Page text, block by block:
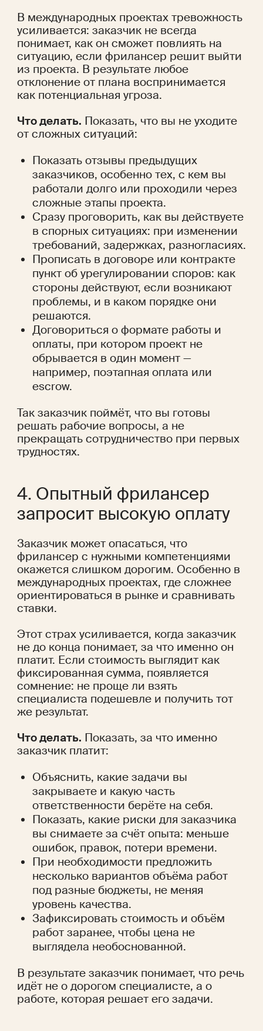
В международных проектах тревожность
усиливается: заказчик не всегда
понимает, как он сможет повлиять на
ситуацию, если фрилансер решит выйти
из проекта. В результате любое
отклонение от плана воспринимается
как потенциальная угроза.
Что делать. Показать, что вы не уходите
от сложных ситуаций:
Показать отзывы предыдущих
заказчиков, особенно тех, с кем вы
работали долго или проходили через
сложные этапы проекта.
Сразу проговорить, как вы действуете
в спорных ситуациях: при изменении
требований, задержках, разногласиях.
Прописать в договоре или контракте
пункт об урегулировании споров: как
стороны действуют, если возникают
проблемы, и в каком порядке они
решаются.
Договориться о формате работы и
оплаты, при котором проект не
обрывается в один момент —
например, поэтапная оплата или
escrow.
Так заказчик поймёт, что вы готовы
решать рабочие вопросы, а не
прекращать сотрудничество при первых
трудностях.
4. Опытный фрилансер
запросит высокую оплату
Заказчик может опасаться, что
фрилансер с нужными компетенциями
окажется слишком дорогим. Особенно в
международных проектах, где сложнее
ориентироваться в рынке и сравнивать
ставки.
Этот страх усиливается, когда заказчик
не до конца понимает, за что именно он
платит. Если стоимость выглядит как
фиксированная сумма, появляется
сомнение: не проще ли взять
специалиста подешевле и получить тот
же результат.
Что делать. Показать, за что именно
заказчик платит:
Объяснить, какие задачи вы
закрываете и какую часть
ответственности берёте на себя.
Показать, какие риски для заказчика
вы снимаете за счёт опыта: меньше
ошибок, правок, потери времени.
При необходимости предложить
несколько вариантов объёма работ
под разные бюджеты, не меняя
уровень качества.
Зафиксировать стоимость и объём
работ заранее, чтобы цена не
выглядела необоснованной.
В результате заказчик понимает, что речь
идёт не о дорогом специалисте, а о
работе, которая решает его задачи.